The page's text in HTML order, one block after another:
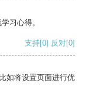
习心得。
支持[0] 反对[0]
如将设置页面进行优